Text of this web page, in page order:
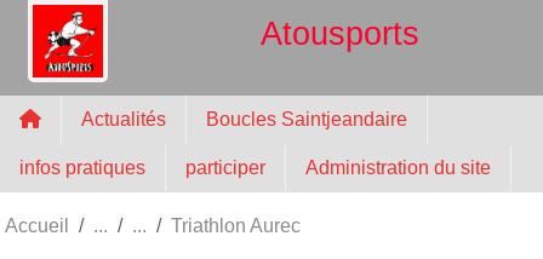
Atousports
Actualités Boucles Saintjeandaire
infos pratiques participer Administration du site
Accueil Triathlon Aurec
Panneau de gestion des cookies